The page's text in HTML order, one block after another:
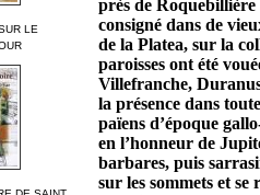
LE
près de
consigné dans de
de la Platea, sur la
paroisses ont été
Villefranche,
la présence dans
païens d’époque
en l’honneur de
barbares, puis
sur les sommets et se